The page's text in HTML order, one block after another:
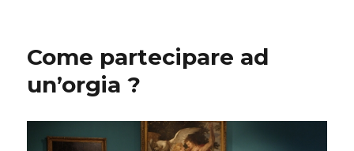
?
Come partecipare ad
un’orgia ?